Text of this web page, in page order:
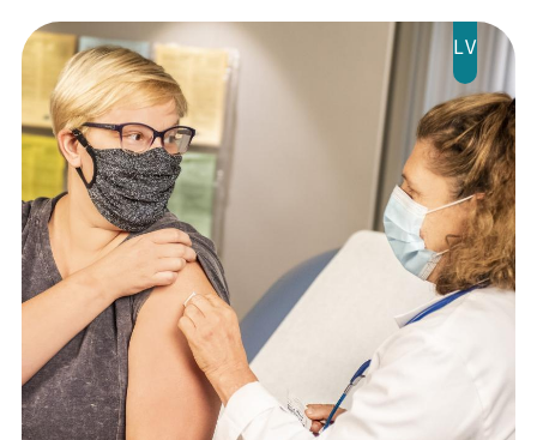
Arhīvs
Viņi bija LAMPĀ 2026
Jaunumi
Kontakti
LV